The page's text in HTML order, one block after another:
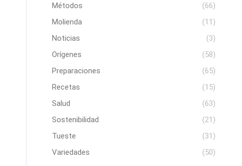
Métodos
(66)
Molienda
(11)
Noticias
(3)
Orígenes
(58)
Preparaciones
(65)
Recetas
(15)
Salud
(63)
Sostenibilidad
(21)
Tueste
(31)
Variedades
(50)